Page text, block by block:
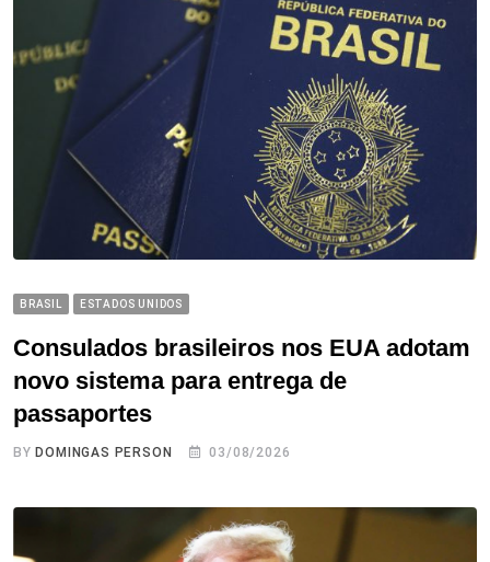
BRASIL ESTADOS UNIDOS
Consulados brasileiros nos EUA adotam
novo sistema para entrega de
passaportes
BY DOMINGAS PERSON 03/08/2026